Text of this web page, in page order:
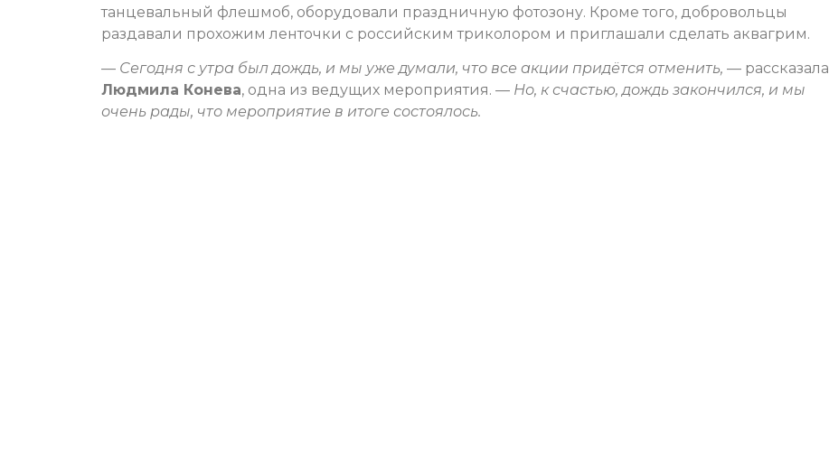
танцевальный флешмоб, оборудовали праздничную фотозону. Кроме того, добровольцы
раздавали прохожим ленточки с российским триколором и приглашали сделать аквагрим.
— Сегодня с утра был дождь, и мы уже думали, что все акции придётся отменить, — рассказала
Людмила Конева, одна из ведущих мероприятия. — Но, к счастью, дождь закончился, и мы
очень рады, что мероприятие в итоге состоялось.